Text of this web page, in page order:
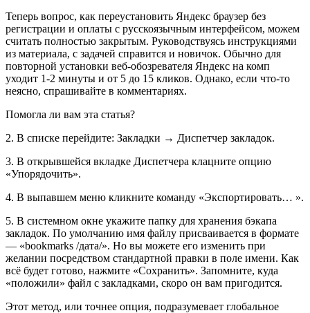
Теперь вопрос, как переустановить Яндекс браузер без
регистрации и оплаты с русскоязычным интерфейсом, можем
считать полностью закрытым. Руководствуясь инструкциями
из материала, с задачей справится и новичок. Обычно для
повторной установки веб-обозревателя Яндекс на комп
уходит 1-2 минуты и от 5 до 15 кликов. Однако, если что-то
неясно, спрашивайте в комментариях.
Помогла ли вам эта статья?
2. В списке перейдите: Закладки → Диспетчер закладок.
3. В открывшейся вкладке Диспетчера клацните опцию
«Упорядочить».
4. В выпавшем меню кликните команду «Экспортировать… ».
5. В системном окне укажите папку для хранения бэкапа
закладок. По умолчанию имя файлу присваивается в формате
— «bookmarks /дата/». Но вы можете его изменить при
желании посредством стандартной правки в поле имени. Как
всё будет готово, нажмите «Сохранить». Запомните, куда
«положили» файл с закладками, скоро он вам пригодится.
Этот метод, или точнее опция, подразумевает глобальное